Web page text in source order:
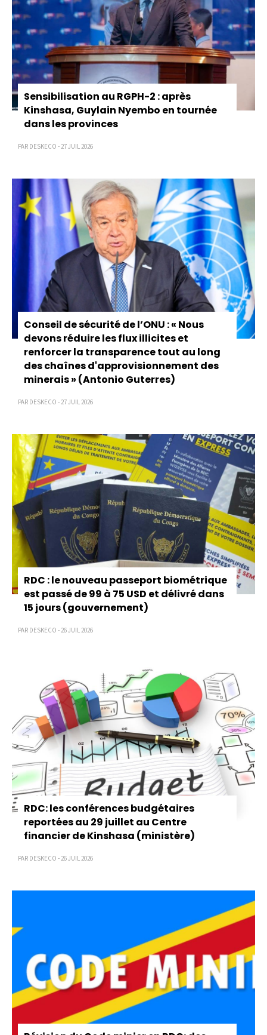
Sensibilisation au RGPH-2 : après
Kinshasa, Guylain Nyembo en tournée
dans les provinces
PAR DESKECO - 27 JUIL 2026
Conseil de sécurité de l’ONU : « Nous
devons réduire les flux illicites et
renforcer la transparence tout au long
des chaînes d'approvisionnement des
minerais » (Antonio Guterres)
PAR DESKECO - 27 JUIL 2026
RDC : le nouveau passeport biométrique
est passé de 99 à 75 USD et délivré dans
15 jours (gouvernement)
PAR DESKECO - 26 JUIL 2026
RDC: les conférences budgétaires
reportées au 29 juillet au Centre
financier de Kinshasa (ministère)
PAR DESKECO - 26 JUIL 2026